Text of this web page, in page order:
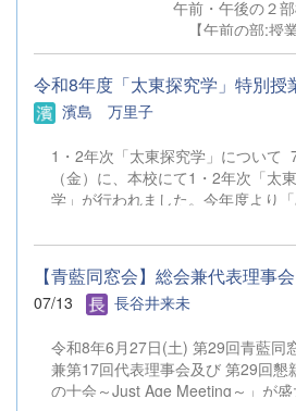
てのアドバイスなどがありました
最後に生徒会本部 新役員任命式
任式が行われました。 【生徒の
ついて深く考える良い機会になり
自分は入学して初めての夏休みな
休みを有効活用し、有益な夏休み
午前・午後の２部構成
【午前の部:授業見学
演】 10：20～ 受
館） 10：35～11：20
校 第3校時） 11：30
生の講演（第１体育館
【午後の部:授業見学
り】 12：50～
育館） 13：05～13
（本校 第5校時）
40 部活動見学 ※午後
での参加は可能ですが、部活動見
ださい。 ２ 会 場 群馬県
校 住所：太田市台
８ 電話：０２７６－４５
象 令和９年３月卒業見込みの中
はできません） ４ 申込方法 （
徒が直接、本校Webページより
お申し込みくだ ...
令和8年度「太東探究学」特別授
濱島 万里子
1・2年次「太東探究学」について
（金）に、本校にて1・2年次「太
学」が行われました。今年度より
トしています。 1年次は、2学期以
する「地域探究」について地域の
会等の課題を取り上げて意見交換
た。2年次は、これから本格的に取
証方法が的確かどうかについての指
を行っていただきました。 各分
されている太田東高校のOG・OB
【青藍同窓会】総会兼代表理事
07/13 長谷井来未
令和8年6月27日(土) 第29回青藍同
兼第17回代表理事会及び 第29回懇
の十会～Just Age Meeting～」が